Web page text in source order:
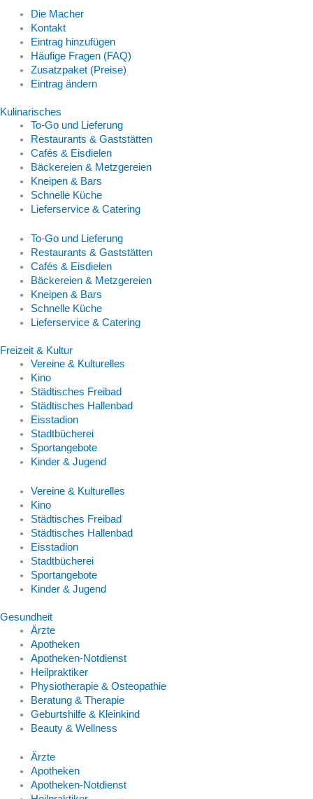
Die Macher
Kontakt
Eintrag hinzufügen
Häufige Fragen (FAQ)
Zusatzpaket (Preise)
Eintrag ändern
Kulinarisches
To-Go und Lieferung
Restaurants & Gaststätten
Cafés & Eisdielen
Bäckereien & Metzgereien
Kneipen & Bars
Schnelle Küche
Lieferservice & Catering
To-Go und Lieferung
Restaurants & Gaststätten
Cafés & Eisdielen
Bäckereien & Metzgereien
Kneipen & Bars
Schnelle Küche
Lieferservice & Catering
Freizeit & Kultur
Vereine & Kulturelles
Kino
Städtisches Freibad
Städtisches Hallenbad
Eisstadion
Stadtbücherei
Sportangebote
Kinder & Jugend
Vereine & Kulturelles
Kino
Städtisches Freibad
Städtisches Hallenbad
Eisstadion
Stadtbücherei
Sportangebote
Kinder & Jugend
Gesundheit
Ärzte
Apotheken
Apotheken-Notdienst
Heilpraktiker
Physiotherapie & Osteopathie
Beratung & Therapie
Geburtshilfe & Kleinkind
Beauty & Wellness
Ärzte
Apotheken
Apotheken-Notdienst